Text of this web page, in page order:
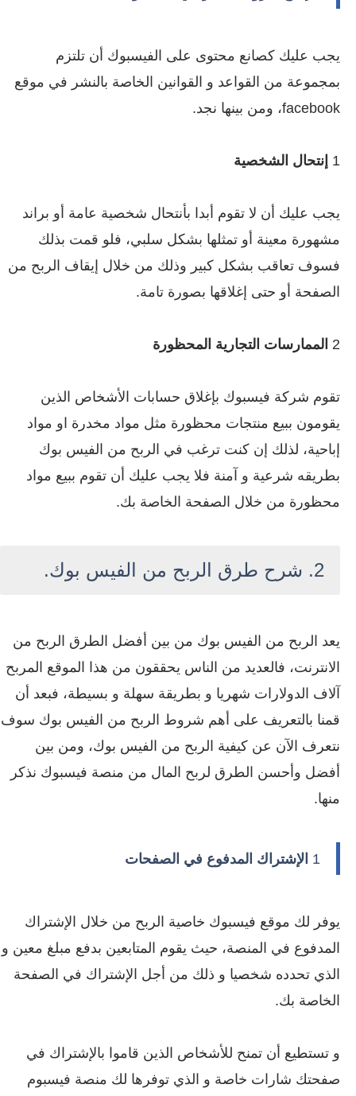
يجب عليك كصانع محتوى على الفيسبوك أن تلتزم
بمجموعة من القواعد و القوانين الخاصة بالنشر في موقع
facebook، ومن بينها نجد.
1 إنتحال الشخصية
يجب عليك أن لا تقوم أبدا بأنتحال شخصية عامة أو براند
مشهورة معينة أو تمثلها بشكل سلبي، فلو قمت بذلك
فسوف تعاقب بشكل كبير وذلك من خلال إيقاف الربح من
الصفحة أو حتى إغلاقها بصورة تامة.
2 الممارسات التجارية المحظورة
تقوم شركة فيسبوك بإغلاق حسابات الأشخاص الذين
يقومون ببيع منتجات محظورة مثل مواد مخدرة او مواد
إباحية، لذلك إن كنت ترغب في الربح من الفيس بوك
بطريقه شرعية و آمنة فلا يجب عليك أن تقوم ببيع مواد
محظورة من خلال الصفحة الخاصة بك.
2. شرح طرق الربح من الفيس بوك.
يعد الربح من الفيس بوك من بين أفضل الطرق الربح من
الانترنت، فالعديد من الناس يحققون من هذا الموقع المربح
آلاف الدولارات شهريا و بطريقة سهلة و بسيطة، فبعد أن
قمنا بالتعريف على أهم شروط الربح من الفيس بوك سوف
نتعرف الآن عن كيفية الربح من الفيس بوك، ومن بين
أفضل وأحسن الطرق لربح المال من منصة فيسبوك نذكر
منها.
1 الإشتراك المدفوع في الصفحات
يوفر لك موقع فيسبوك خاصية الربح من خلال الإشتراك
المدفوع في المنصة، حيث يقوم المتابعين بدفع مبلغ معين و
الذي تحدده شخصيا و ذلك من أجل الإشتراك في الصفحة
الخاصة بك.
و تستطيع أن تمنح للأشخاص الذين قاموا بالإشتراك في
صفحتك شارات خاصة و الذي توفرها لك منصة فيسبوم